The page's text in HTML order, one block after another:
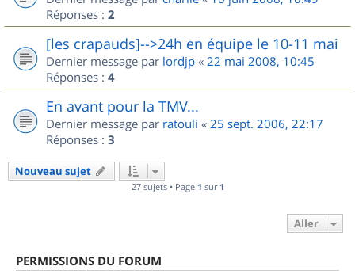
Réponses : 2
[les crapauds]-->24h en équipe le 10-11 mai
Dernier message par lordjp « 22 mai 2008, 10:45
Réponses : 4
En avant pour la TMV...
Dernier message par ratouli « 25 sept. 2006, 22:17
Réponses : 3
Nouveau sujet
27 sujets • Page 1 sur 1
Aller
PERMISSIONS DU FORUM